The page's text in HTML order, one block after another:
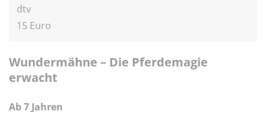
dtv
15 Euro
Wundermähne – Die Pferdemagie
erwacht
Ab 7 Jahren